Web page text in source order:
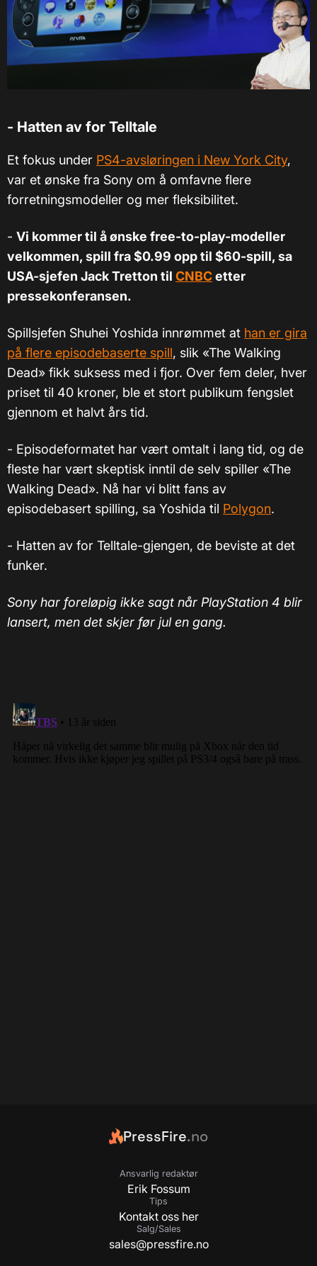
- Hatten av for Telltale
Et fokus under PS4-avsløringen i New York City,
var et ønske fra Sony om å omfavne flere
forretningsmodeller og mer fleksibilitet.
- Vi kommer til å ønske free-to-play-modeller
velkommen, spill fra$0.99 opp til $60-spill, sa
USA-sjefen Jack Tretton til CNBCetter
pressekonferansen.
Spillsjefen Shuhei Yoshida innrømmet at han er gira
på flere episodebaserte spill, slik «The Walking
Dead» fikk suksess med i fjor. Over fem deler, hver
priset til 40 kroner, ble et stort publikum fengslet
gjennom et halvt års tid.
- Episodeformatet har vært omtalt i lang tid, og de
fleste har vært skeptisk inntil de selv spiller «The
Walking Dead». Nå har vi blitt fans av
episodebasert spilling, sa Yoshida til Polygon.
- Hatten av for Telltale-gjengen, de beviste at det
funker.
Sony har foreløpig ikke sagt når PlayStation 4 blir
lansert, men det skjer før jul en gang.
PressFire.no
Ansvarlig redaktør
Erik Fossum
Tips
Kontakt oss her
Salg/Sales
sales@pressfire.no